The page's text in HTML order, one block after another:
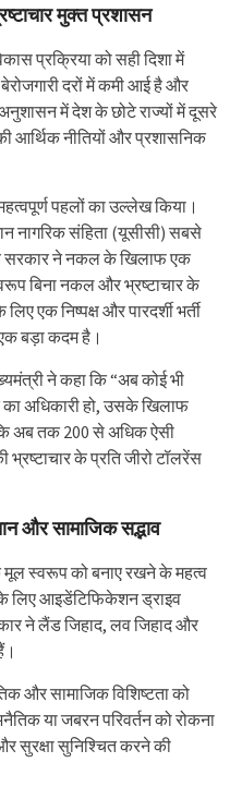
मुक्त प्रशासन
प्रक्रिया को सही दिशा में
बेरोजगारी दरों में कमी आई है और
अनुशासन में देश के छोटे राज्यों में दूसरे
नीतियों और प्रशासनिक
पहलों का उल्लेख किया।
नागरिक संहिता (यूसीसी) सबसे
सरकार ने नकल के खिलाफ एक
बिना नकल और भ्रष्टाचार के
एक निष्पक्ष और पारदर्शी भर्ती
बड़ा कदम है।
ने कहा कि “अब कोई भी
का अधिकारी हो, उसके खिलाफ
कि अब तक 200 से अधिक ऐसी
भ्रष्टाचार के प्रति जीरो टॉलरेंस
और सामाजिक सद्भाव
मूल स्वरूप को बनाए रखने के महत्व
लिए आइडेंटिफिकेशन ड्राइव
ने लैंड जिहाद, लव जिहाद और
और सामाजिक विशिष्टता को
या जबरन परिवर्तन को रोकना
सुरक्षा सुनिश्चित करने की